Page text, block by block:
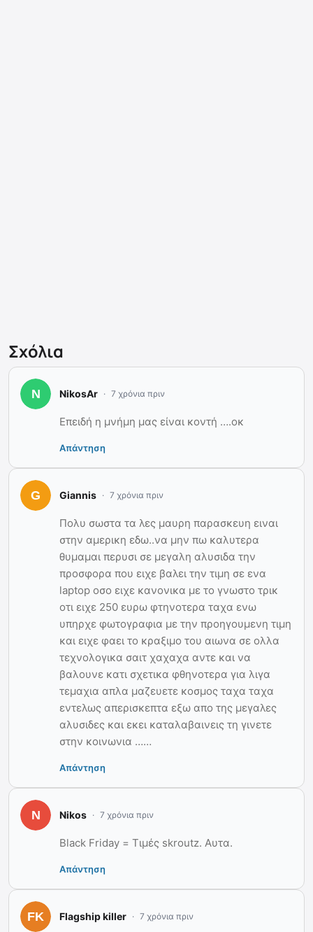
Σχόλια
NikosAr 7 χρόνια πριν
Επειδή η μνήμη μας είναι κοντή ….οκ
Απάντηση
Giannis 7 χρόνια πριν
Πολυ σωστα τα λες μαυρη παρασκευη ειναι
στην αμερικη εδω..να μην πω καλυτερα
θυμαμαι περυσι σε μεγαλη αλυσιδα την
προσφορα που ειχε βαλει την τιμη σε ενα
laptοp οσο ειχε κανονικα με το γνωστο τρικ
οτι ειχε 250 ευρω φτηνοτερα ταχα ενω
υπηρχε φωτογραφια με την προηγουμενη τιμη
και ειχε φαει το κραξιμο του αιωνα σε ολλα
τεχνολογικα σαιτ χαχαχα αντε και να
βαλουνε κατι σχετικα φθηνοτερα για λιγα
τεμαχια απλα μαζευετε κοσμος ταχα ταχα
εντελως απερισκεπτα εξω απο της μεγαλες
αλυσιδες και εκει καταλαβαινεις τη γινετε
στην κοινωνια ……
Απάντηση
Nikos 7 χρόνια πριν
Black Friday = Τιμές skroutz. Αυτα.
Απάντηση
Flagship killer 7 χρόνια πριν